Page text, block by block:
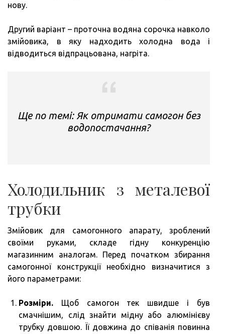
нову.
Другий варіант – проточна водяна сорочка навколо
змійовика, в яку надходить холодна вода і
відводиться відпрацьована, нагріта.
Ще по темі: Як отримати самогон без
водопостачання?
Холодильник з металевої
трубки
Змійовик для самогонного апарату, зроблений
своїми руками, складе гідну конкуренцію
магазинним аналогам. Перед початком збирання
самогонної конструкції необхідно визначитися з
його параметрами:
Розміри. Щоб самогон тек швидше і був
смачнішим, слід знайти мідну або алюмінієву
трубку довшою. Її довжина до співанія повинна